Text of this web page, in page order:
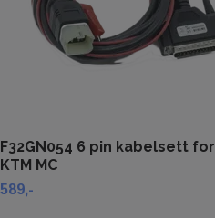
F32GN054 6 pin kabelsett for
KTM MC
589,-